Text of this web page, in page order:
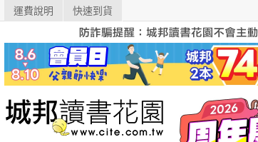
運費說明 快速到貨